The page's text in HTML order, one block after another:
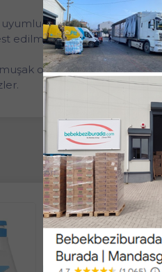
edilmiştir.
olan Gerçek Göz